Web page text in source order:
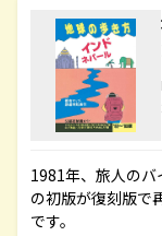
1981年、旅人の
の初版が復刻版
です。